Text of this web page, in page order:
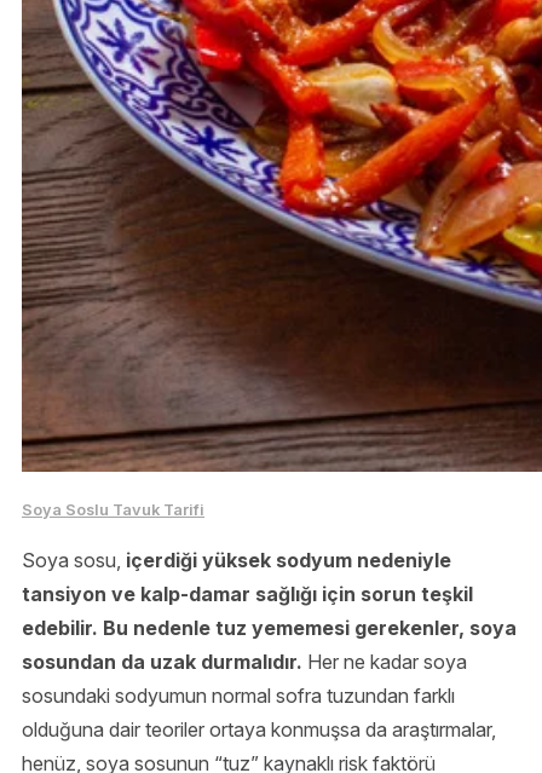
Soya Soslu Tavuk Tarifi
Soya sosu, içerdiği yüksek sodyum nedeniyle
tansiyon ve kalp-damar sağlığı için sorun teşkil
edebilir. Bu nedenle tuz yememesi gerekenler, soya
sosundan da uzak durmalıdır. Her ne kadar soya
sosundaki sodyumun normal sofra tuzundan farklı
olduğuna dair teoriler ortaya konmuşsa da araştırmalar,
henüz, soya sosunun “tuz” kaynaklı risk faktörü